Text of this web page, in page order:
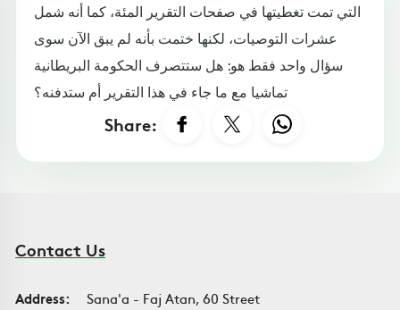
التي تمت تغطيتها في صفحات التقرير المئة، كما أنه شمل
عشرات التوصيات، لكنها ختمت بأنه لم يبق الآن سوى
سؤال واحد فقط هو: هل ستتصرف الحكومة البريطانية
تماشيا مع ما جاء في هذا التقرير أم ستدفنه؟
Share:
Contact Us
Address:
Sana'a - Faj Atan, 60 Street